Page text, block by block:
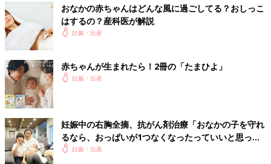
おなかの赤ちゃんはどんな風に過ごしてる？おしっこ
はするの？産科医が解説
妊娠・出産
赤ちゃんが生まれたら！2冊の「たまひよ」
妊娠・出産
妊娠中の右胸全摘、抗がん剤治療「おなかの子を守れ
るなら、おっぱいが1つなくなったっていいと思っ
た」【妊娠期がん経験談インタビュー】
妊娠・出産